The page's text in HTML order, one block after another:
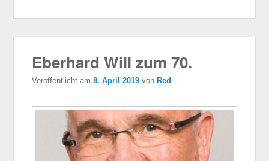
Eberhard Will zum 70.
Veröffentlicht am8. April 2019 von Red